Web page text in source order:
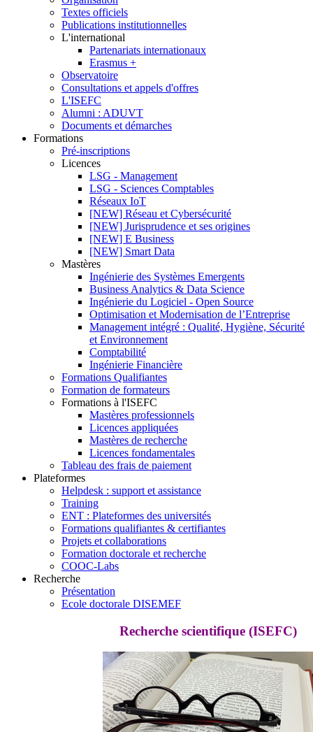
Textes officiels
Publications institutionnelles
L'international
Partenariats internationaux
Erasmus +
Observatoire
Consultations et appels d'offres
L'ISEFC
Alumni : ADUVT
Documents et démarches
Formations
Pré-inscriptions
Licences
LSG - Management
LSG - Sciences Comptables
Réseaux IoT
[NEW] Réseau et Cybersécurité
[NEW] Jurisprudence et ses origines
[NEW] E Business
[NEW] Smart Data
Mastères
Ingénierie des Systèmes Emergents
Business Analytics & Data Science
Ingénierie du Logiciel - Open Source
Optimisation et Modernisation de l’Entreprise
Management intégré : Qualité, Hygiène, Sécurité
et Environnement
Comptabilité
Ingénierie Financière
Formations Qualifiantes
Formation de formateurs
Formations à l'ISEFC
Mastères professionnels
Licences appliquées
Mastères de recherche
Licences fondamentales
Tableau des frais de paiement
Plateformes
Helpdesk : support et assistance
Training
ENT : Plateformes des universités
Formations qualifiantes & certifiantes
Projets et collaborations
Formation doctorale et recherche
COOC-Labs
Recherche
Présentation
Ecole doctorale DISEMEF
Recherche scientifique (ISEFC)